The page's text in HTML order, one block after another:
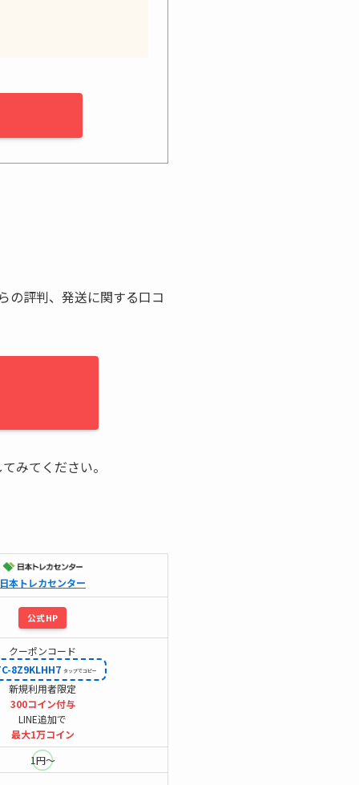
の評判、発送に関する口コ
みてください。
日本トレカセンター
公式HP
クーポンコード
8Z9KLHH7
新規利用者限定
300コイン付与
LINE追加で
最大1万コイン
1円～